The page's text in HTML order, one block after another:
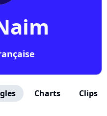
Charts Clips